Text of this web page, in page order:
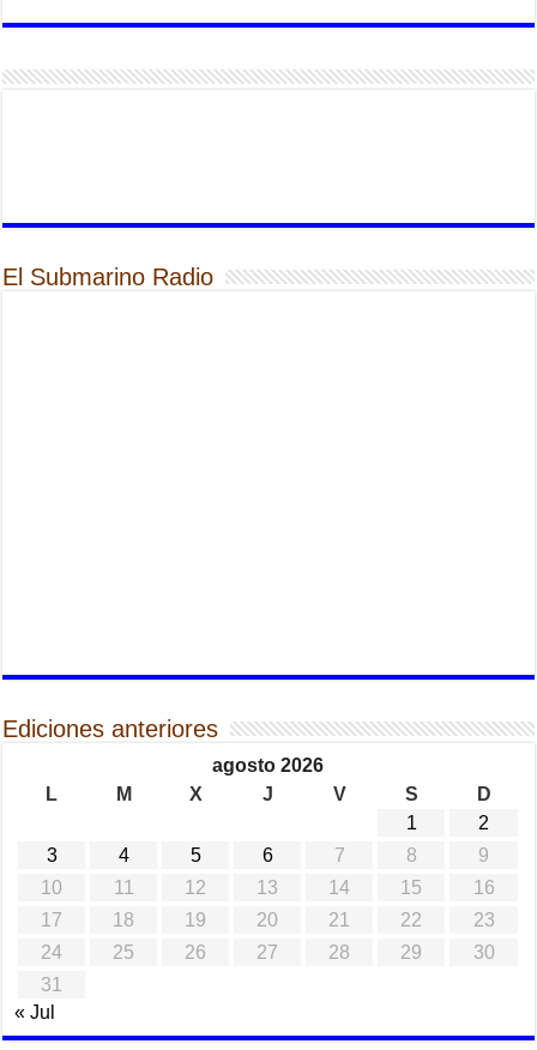
El Submarino Radio
Ediciones anteriores
agosto 2026
L
M X J V S
D
1
2
3
4 5 6 7 8
9
10
11 12 13 14 15
16
17
18 19 20 21 22
23
24
25 26 27 28 29
30
31
« Jul